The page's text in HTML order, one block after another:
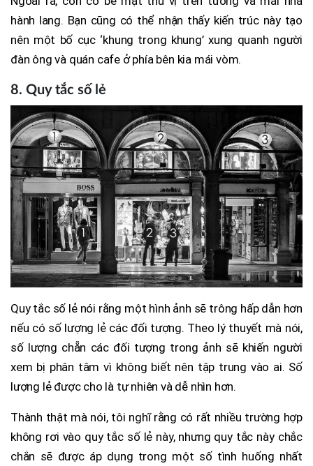
hành lang. Bạn cũng có thể nhận thấy kiến trúc này tạo
nên một bố cục ‘khung trong khung’ xung quanh người
đàn ông và quán cafe ở phía bên kia mái vòm.
8. Quy tắc số lẻ
Quy tắc số lẻ nói rằng một hình ảnh sẽ trông hấp dẫn hơn
nếu có số lượng lẻ các đối tượng. Theo lý thuyết mà nói,
số lượng chẵn các đối tượng trong ảnh sẽ khiến người
xem bị phân tâm vì không biết nên tập trung vào ai. Số
lượng lẻ được cho là tự nhiên và dễ nhìn hơn.
Thành thật mà nói, tôi nghĩ rằng có rất nhiều trường hợp
không rơi vào quy tắc số lẻ này, nhưng quy tắc này chắc
chắn sẽ được áp dụng trong một số tình huống nhất